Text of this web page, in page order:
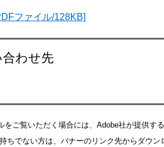
ファイル/128KB]
わせ先
をご覧いただく場合には、Adobe社が提供す
ちでない方は、バナーのリンク先からダウン